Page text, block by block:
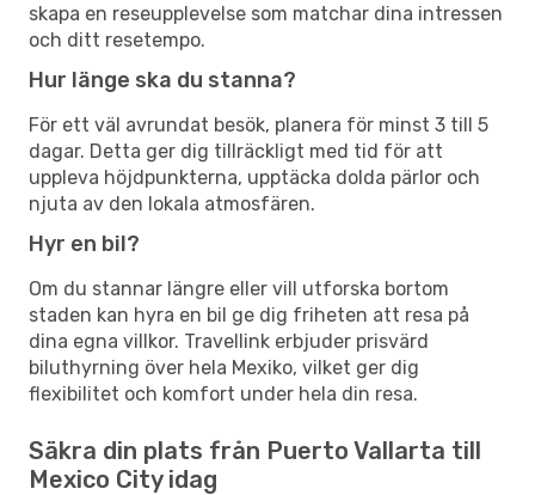
skapa en reseupplevelse som matchar dina intressen
och ditt resetempo.
Hur länge ska du stanna?
För ett väl avrundat besök, planera för minst 3 till 5
dagar. Detta ger dig tillräckligt med tid för att
uppleva höjdpunkterna, upptäcka dolda pärlor och
njuta av den lokala atmosfären.
Hyr en bil?
Om du stannar längre eller vill utforska bortom
staden kan hyra en bil ge dig friheten att resa på
dina egna villkor. Travellink erbjuder prisvärd
biluthyrning över hela Mexiko, vilket ger dig
flexibilitet och komfort under hela din resa.
Säkra din plats från Puerto Vallarta till
Mexico City idag